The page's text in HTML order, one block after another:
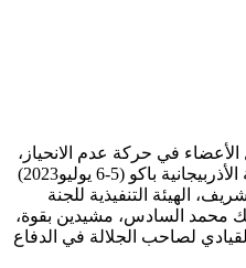
في حركة عدم الانحياز،
في اجتماعهم المنعقد في العاصمة الأذربيجانية باكو (5-6 يوليو2023)
الهيئة التنفيذية للجنة
محمد السادس، مشيدين بقوة،
لصاحب الجلالة في الدفاع